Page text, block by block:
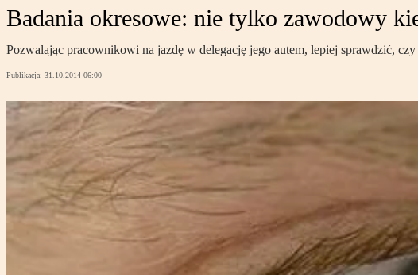
Badania okresowe: nie tylko zawodowy
Pozwalając pracownikowi na jazdę w delegację jego autem, lepiej sprawdzić,
Publikacja: 31.10.2014 06:00